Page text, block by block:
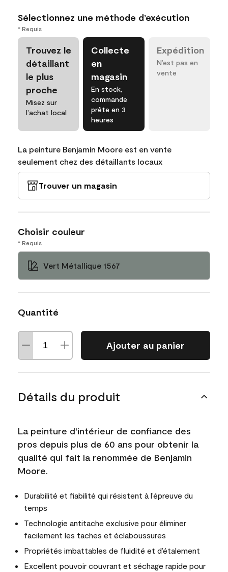
Sélectionnez une méthode d’exécution
* Requis
Trouvez le
détaillant
le plus
proche
Misez sur
l’achat local
Collecte
en
magasin
En stock,
commande
prête en 3
heures
Expédition
N’est pas en
vente
La peinture Benjamin Moore est en vente
seulement chez des détaillants locaux
Trouver un magasin
Choisir couleur
* Requis
Vert Métallique 1567
Quantité
Ajouter au panier
Détails du produit
La peinture d'intérieur de confiance des
pros depuis plus de 60 ans pour obtenir la
qualité qui fait la renommée de Benjamin
Moore.
Durabilité et fiabilité qui résistent à l’épreuve du
temps
Technologie antitache exclusive pour éliminer
facilement les taches et éclaboussures
Propriétés imbattables de fluidité et d’étalement
Excellent pouvoir couvrant et séchage rapide pour